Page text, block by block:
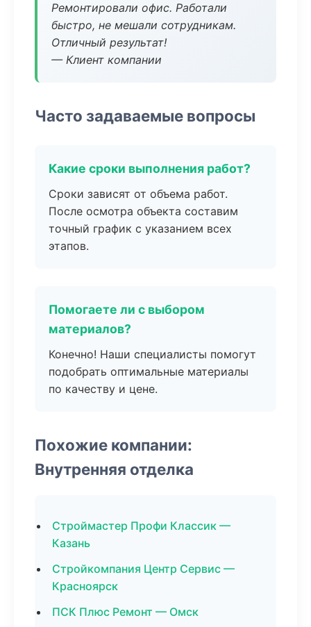
Ремонтировали офис. Работали
быстро, не мешали сотрудникам.
Отличный результат!
— Клиент компании
Часто задаваемые вопросы
Какие сроки выполнения работ?
Сроки зависят от объема работ.
После осмотра объекта составим
точный график с указанием всех
этапов.
Помогаете ли с выбором
материалов?
Конечно! Наши специалисты помогут
подобрать оптимальные материалы
по качеству и цене.
Похожие компании:
Внутренняя отделка
Строймастер Профи Классик —
Казань
Стройкомпания Центр Сервис —
Красноярск
ПСК Плюс Ремонт — Омск